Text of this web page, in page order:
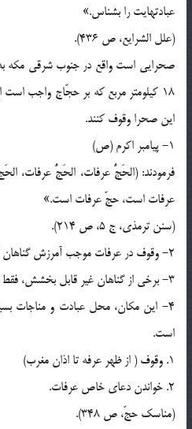
عبادتهایت را بشناس.»
(علل الشرایع، ص 436).
18 کیلومتر مربع که بر حجّاج واجب
این صحرا وقوف کنند.
1- پیامبر اکرم (ص)
فرمودند: (الحَجُّ عرفات، الحَجُّ عرفات،
عرفات است، حجّ عرفات است.»
(سنن ترمذی، ج 5، ص 214).
2- وقوف در عرفات موجب آمرزش گناهان است.
3- برخی از گناهان غیر قابل بخشش، فقط در عرفات بخشیده می شوند.
4- این مکان، محل عبادت و مناجات
است.
1. وقوف ( از ظهر عرفه تا اذان مغرب)
2. خواندن دعای خاص عرفات.
(مناسک حجّ، ص 348).